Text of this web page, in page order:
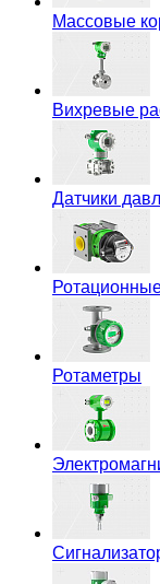
Массовые
Вихревые
Датчики
Ротаметры